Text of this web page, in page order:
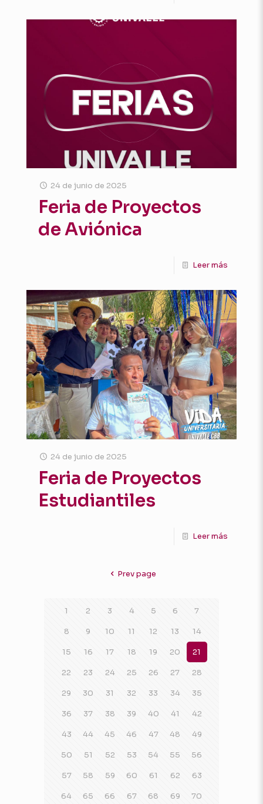
24 de junio de 2025
Feria de Proyectos
de Aviónica
Leer más
24 de junio de 2025
Feria de Proyectos
Estudiantiles
Leer más
Prev page
1 2 3 4 5 6 7
8 9 10 11 12 13 14
15 16 17 18 19 20 21
22 23 24 25 26 27 28
29 30 31 32 33 34 35
36 37 38 39 40 41 42
43 44 45 46 47 48 49
50 51 52 53 54 55 56
57 58 59 60 61 62 63
64 65 66 67 68 69 70